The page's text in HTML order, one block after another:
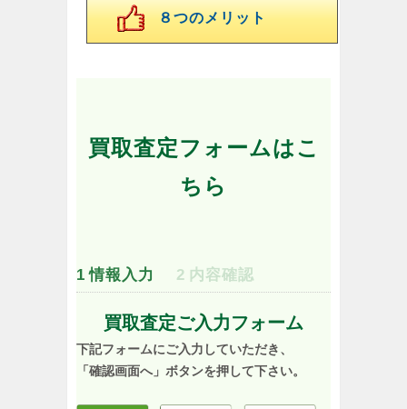
８つのメリット
買取査定フォームはこ
ちら
1 情報入力 2 内容確認
買取査定ご入力フォーム
下記フォームにご入力していただき、
「確認画面へ」ボタンを押して下さい。